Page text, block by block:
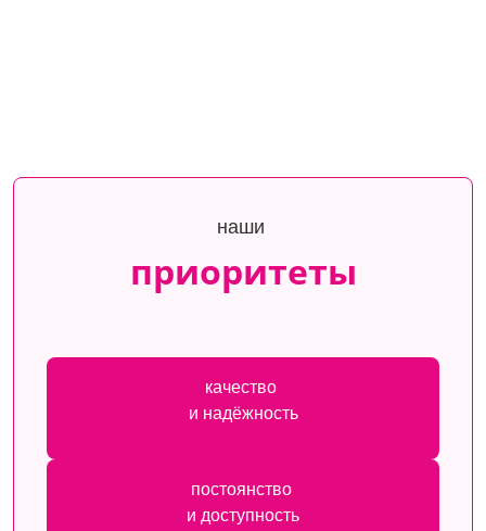
наши
приоритеты
качество
и надёжность
постоянство
и доступность